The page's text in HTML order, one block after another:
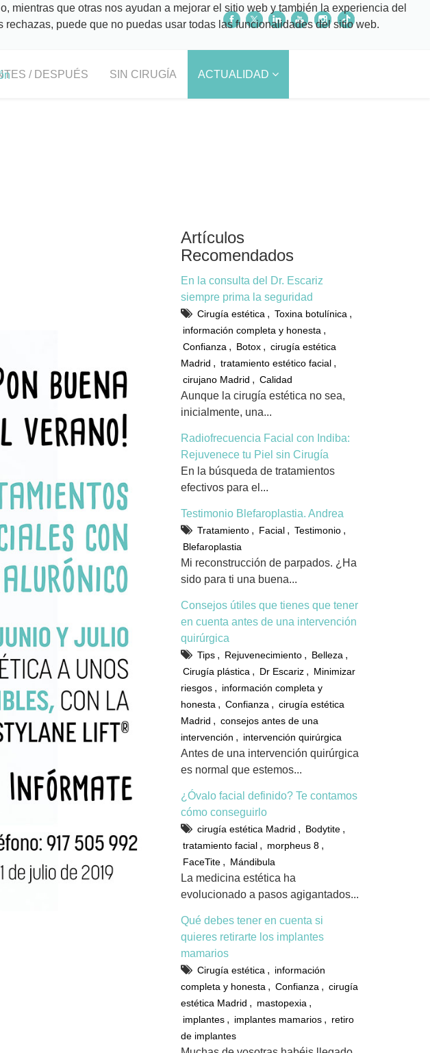
/ DESPUÉS SIN CIRUGÍA ACTUALIDAD
Artículos
Recomendados
En la consulta del Dr. Escariz
siempre prima la seguridad
Cirugía estética , Toxina botulínica ,
información completa y honesta ,
Confianza , Botox , cirugía estética
Madrid , tratamiento estético facial ,
cirujano Madrid , Calidad
Aunque la cirugía estética no sea,
inicialmente, una...
Radiofrecuencia Facial con Indiba:
Rejuvenece tu Piel sin Cirugía
En la búsqueda de tratamientos
efectivos para el...
Testimonio Blefaroplastia. Andrea
Tratamiento , Facial , Testimonio ,
Blefaroplastia
Mi reconstrucción de parpados. ¿Ha
sido para ti una buena...
Consejos útiles que tienes que tener
en cuenta antes de una intervención
quirúrgica
Tips , Rejuvenecimiento , Belleza ,
Cirugía plástica , Dr Escariz , Minimizar
riesgos , información completa y
honesta , Confianza , cirugía estética
Madrid , consejos antes de una
intervención , intervención quirúrgica
Antes de una intervención quirúrgica
es normal que estemos...
¿Óvalo facial definido? Te contamos
cómo conseguirlo
cirugía estética Madrid , Bodytite ,
tratamiento facial , morpheus 8 ,
FaceTite , Mándibula
La medicina estética ha
evolucionado a pasos agigantados...
Qué debes tener en cuenta si
quieres retirarte los implantes
mamarios
Cirugía estética , información
completa y honesta , Confianza , cirugía
estética Madrid , mastopexia ,
implantes , implantes mamarios , retiro
de implantes
que otras nos ayudan a mejorar el sitio web y también la experiencia del
puede que no puedas usar todas las funcionalidades del sitio web.